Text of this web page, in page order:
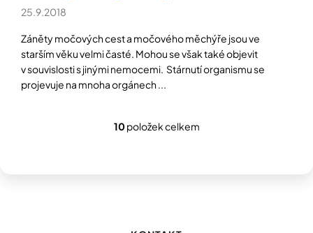
25.9.2018
Záněty močových cest a močového měchýře jsou ve
starším věku velmi časté. Mohou se však také objevit
v souvislosti s jinými nemocemi. Stárnutí organismu se
projevuje na mnoha orgánech ...
O
10položek celkem